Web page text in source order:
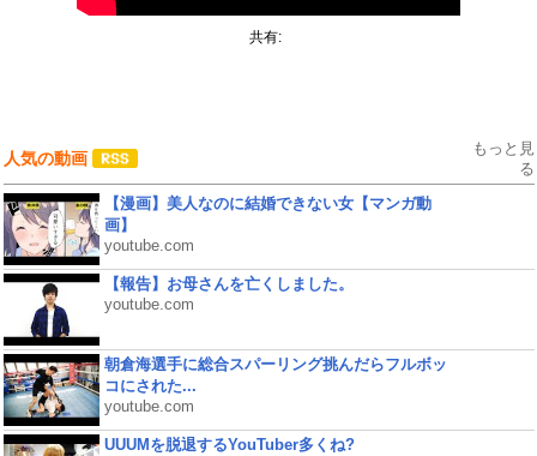
共有:
人気の動画
もっと見
る
【漫画】美人なのに結婚できない女【マンガ動
画】
youtube.com
【報告】お母さんを亡くしました。
youtube.com
朝倉海選手に総合スパーリング挑んだらフルボッ
コにされた...
youtube.com
UUUMを脱退するYouTuber多くね?